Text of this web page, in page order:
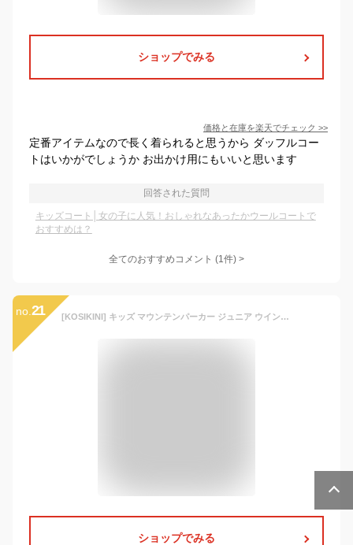
ショップでみる
価格と在庫を楽天でチェック >>
定番アイテムなので長く着られると思うから ダッフルコー
トはいかがでしょうか お出かけ用にもいいと思います
回答された質問
キッズコート│女の子に人気！おしゃれなあったかウールコートで
おすすめは？
全てのおすすめコメント (1件) >
no. 21 [KOSIKINI] キッズ マウンテンパーカー ジュニア ウインドブレーカー ジャケット コート 上着 子供服 女の子 130 140 150 160 170 ガールズ キッズ ジャンパー 女の子 ウィンドブレーカー キッズ アウター ガールズ ジャケット 子供 コート 春 秋 冬 子供服 女の子 小学生 中学生 ジュニア 女の子 プレゼント GirlJk009-170
ショップでみる